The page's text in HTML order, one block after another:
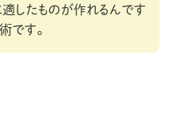
したものが作れるんです
です。